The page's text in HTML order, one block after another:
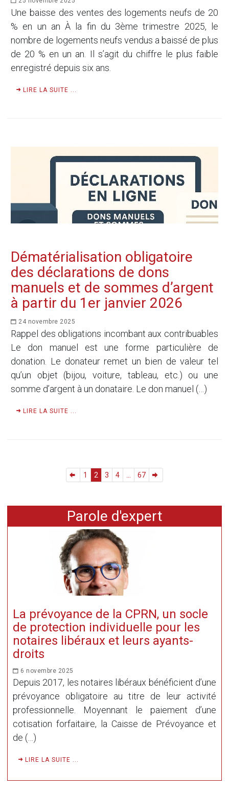
Une baisse des ventes des logements neufs de 20
% en un an À la fin du 3ème trimestre 2025, le
nombre de logements neufs vendus a baissé de plus
de 20 % en un an. Il s’agit du chiffre le plus faible
enregistré depuis six ans.
LIRE LA SUITE ...
Dématérialisation obligatoire
des déclarations de dons
manuels et de sommes d’argent
à partir du 1er janvier 2026
24 novembre 2025
Rappel des obligations incombant aux contribuables
Le don manuel est une forme particulière de
donation. Le donateur remet un bien de valeur tel
qu’un objet (bijou, voiture, tableau, etc.) ou une
somme d’argent à un donataire. Le don manuel (…)
LIRE LA SUITE ...
1 2 3 4 67
Parole d'expert
La prévoyance de la CPRN, un socle
de protection individuelle pour les
notaires libéraux et leurs ayants-
droits
6 novembre 2025
Depuis 2017, les notaires libéraux bénéficient d’une
prévoyance obligatoire au titre de leur activité
professionnelle. Moyennant le paiement d’une
cotisation forfaitaire, la Caisse de Prévoyance et
de (…)
LIRE LA SUITE ...